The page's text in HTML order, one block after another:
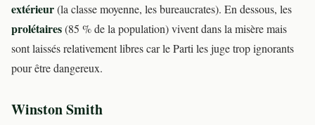
extérieur(la classe moyenne, les bureaucrates). En dessous, les
prolétaires(85 % de la population) vivent dans la misère mais
sont laissés relativement libres car le Parti les juge trop ignorants
pour être dangereux.
Winston Smith